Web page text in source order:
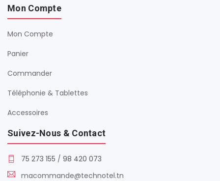
Mon Compte
Mon Compte
Panier
Commander
Téléphonie & Tablettes
Accessoires
Suivez-Nous & Contact
75 273 155 / 98 420 073
macommande@technotel.tn